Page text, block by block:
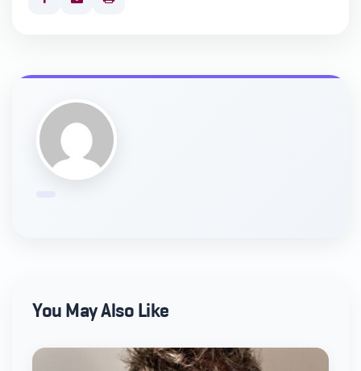
Print
You May Also Like